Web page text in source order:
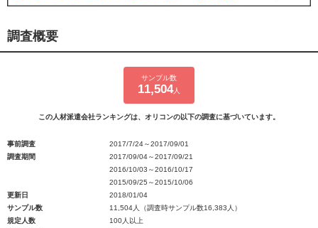
調査概要
サンプル数
11,504人
この人材派遣会社ランキングは、オリコンの以下の調査に基づいています。
事前調査
2017/7/24～2017/09/01
調査期間
2017/09/04～2017/09/21
2016/10/03～2016/10/17
2015/09/25～2015/10/06
更新日
2018/01/04
サンプル数
11,504人（調査時サンプル数16,383人）
規定人数
100人以上